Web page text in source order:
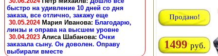
быстро на удивление 10 дней со дня
заказа, все отлично, закажу еще
30.05.2024 Мария Иванова: Благодарю,
линзы и оправа на высшем уровне
30.04.2023 Алиса Шабанова: Очки
заказала сыну. Он доволен. Оправу
выбирали вместе
Продано!
1499 руб.